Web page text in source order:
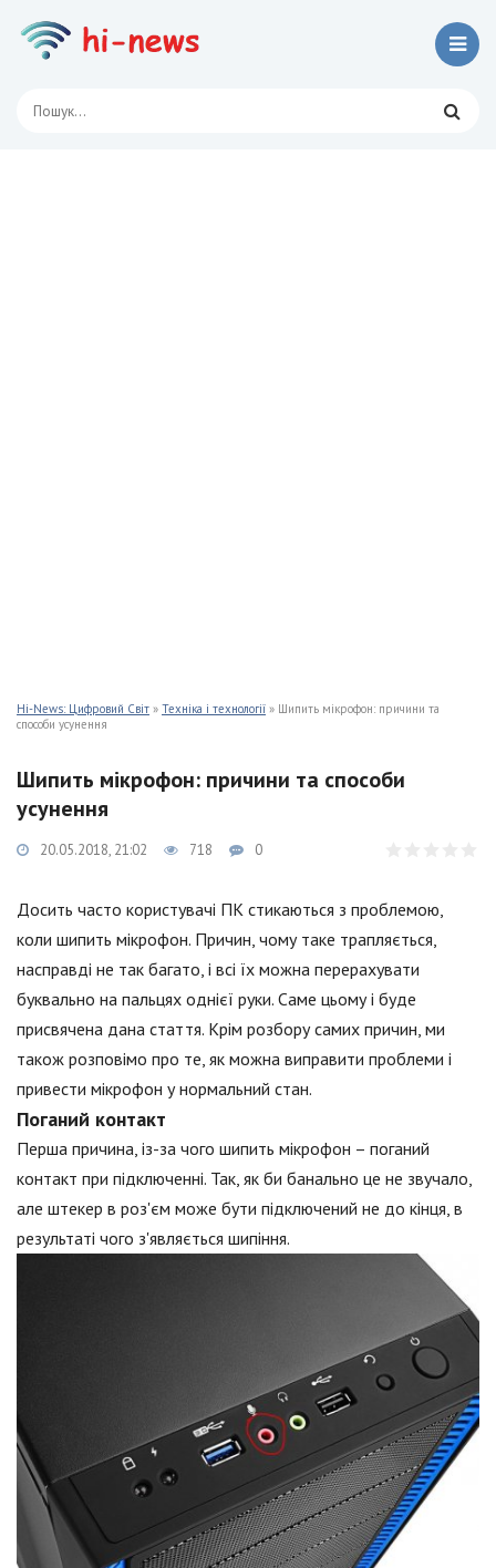
Hi-News: Цифровий Світ » Техніка і технології » Шипить мікрофон: причини та
способи усунення
Шипить мікрофон: причини та способи
усунення
20.05.2018, 21:02 718 0
Досить часто користувачі ПК стикаються з проблемою,
коли шипить мікрофон. Причин, чому таке трапляється,
насправді не так багато, і всі їх можна перерахувати
буквально на пальцях однієї руки. Саме цьому і буде
присвячена дана стаття. Крім розбору самих причин, ми
також розповімо про те, як можна виправити проблеми і
привести мікрофон у нормальний стан.
Поганий контакт
Перша причина, із-за чого шипить мікрофон – поганий
контакт при підключенні. Так, як би банально це не звучало,
але штекер в роз'єм може бути підключений не до кінця, в
результаті чого з'являється шипіння.